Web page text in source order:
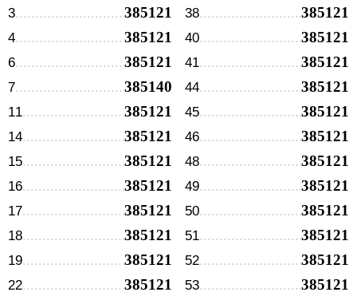
3 385121
4 385121
6 385121
7 385140
11 385121
14 385121
15 385121
16 385121
17 385121
18 385121
19 385121
22 385121
38 385121
40 385121
41 385121
44 385121
45 385121
46 385121
48 385121
49 385121
50 385121
51 385121
52 385121
53 385121